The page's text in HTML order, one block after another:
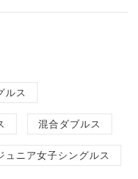
ルス
混合ダブルス
ュニア女子シングルス